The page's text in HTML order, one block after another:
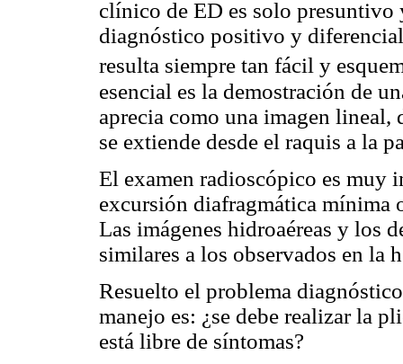
clínico de ED es solo presuntivo
diagnóstico positivo y
resulta siempre tan fácil y
esencial es la demostración de
aprecia como una imagen lineal,
se extiende desde el raquis a la
El examen radioscópico es muy
excursión diafragmática mínima
Las imágenes hidroaéreas y los
similares a los observados en la
Resuelto el problema
manejo es: ¿se debe realizar la
está libre de síntomas?